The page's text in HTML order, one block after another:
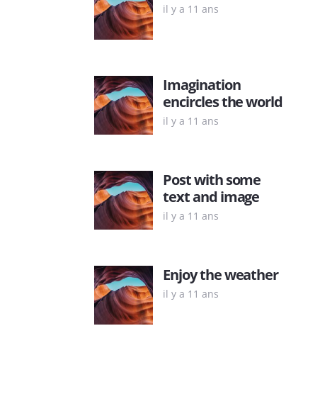
il y a 11 ans
Imagination
encircles the world
il y a 11 ans
Post with some
text and image
il y a 11 ans
Enjoy the weather
il y a 11 ans